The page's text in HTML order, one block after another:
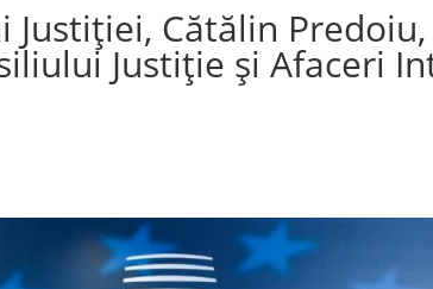
Cătălin Predoiu,
Justiție și Afaceri